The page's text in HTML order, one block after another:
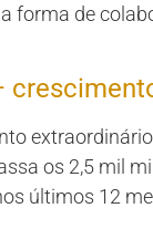
forma de
os 2,5 mil
últimos 12